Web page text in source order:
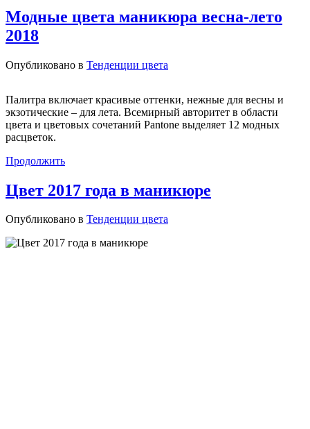
Модные цвета маникюра весна-лето
2018
Опубликовано в Тенденции цвета
Палитра включает красивые оттенки, нежные для весны и
экзотические – для лета. Всемирный авторитет в области
цвета и цветовых сочетаний Pantone выделяет 12 модных
расцветок.
Продолжить
Цвет 2017 года в маникюре
Опубликовано в Тенденции цвета